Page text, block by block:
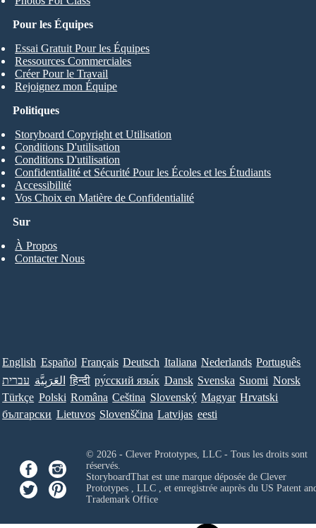
Pour les Équipes
Essai Gratuit Pour les Équipes
Ressources Commerciales
Créer Pour le Travail
Rejoignez mon Équipe
Sur
À Propos
Contacter Nous
Politiques
Storyboard Copyright et Utilisation
Conditions D'utilisation
Conditions D'utilisation
Confidentialité et Sécurité Pour les Écoles et les Étudiants
Accessibilité
Vos Choix en Matière de Confidentialité
English Español Français Deutsch Italiana Nederlands Português
עברית العَرَبِيَّة हिन्दी ру́сский язы́к Dansk Svenska Suomi Norsk
Türkçe Polski Româna Ceština Slovenský Magyar Hrvatski
български Lietuvos Slovenščina Latvijas eesti
© 2026 - Clever Prototypes, LLC - Tous les droits sont
réservés.
StoryboardThat est une marque déposée de Clever
Prototypes , LLC, et enregistrée auprès du US Patent
Trademark Office